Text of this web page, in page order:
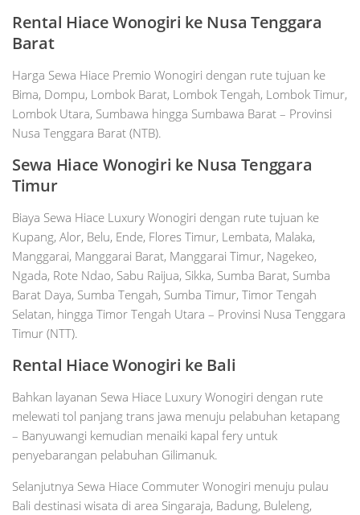
Rental Hiace Wonogiri ke Nusa Tenggara
Barat
Harga Sewa Hiace Premio Wonogiri dengan rute tujuan ke
Bima, Dompu, Lombok Barat, Lombok Tengah, Lombok Timur,
Lombok Utara, Sumbawa hingga Sumbawa Barat – Provinsi
Nusa Tenggara Barat (NTB).
Sewa Hiace Wonogiri ke Nusa Tenggara
Timur
Biaya Sewa Hiace Luxury Wonogiri dengan rute tujuan ke
Kupang, Alor, Belu, Ende, Flores Timur, Lembata, Malaka,
Manggarai, Manggarai Barat, Manggarai Timur, Nagekeo,
Ngada, Rote Ndao, Sabu Raijua, Sikka, Sumba Barat, Sumba
Barat Daya, Sumba Tengah, Sumba Timur, Timor Tengah
Selatan, hingga Timor Tengah Utara – Provinsi Nusa Tenggara
Timur (NTT).
Rental Hiace Wonogiri ke Bali
Bahkan layanan Sewa Hiace Luxury Wonogiri dengan rute
melewati tol panjang trans jawa menuju pelabuhan ketapang
– Banyuwangi kemudian menaiki kapal fery untuk
penyebarangan pelabuhan Gilimanuk.
Selanjutnya Sewa Hiace Commuter Wonogiri menuju pulau
Bali destinasi wisata di area Singaraja, Badung, Buleleng,